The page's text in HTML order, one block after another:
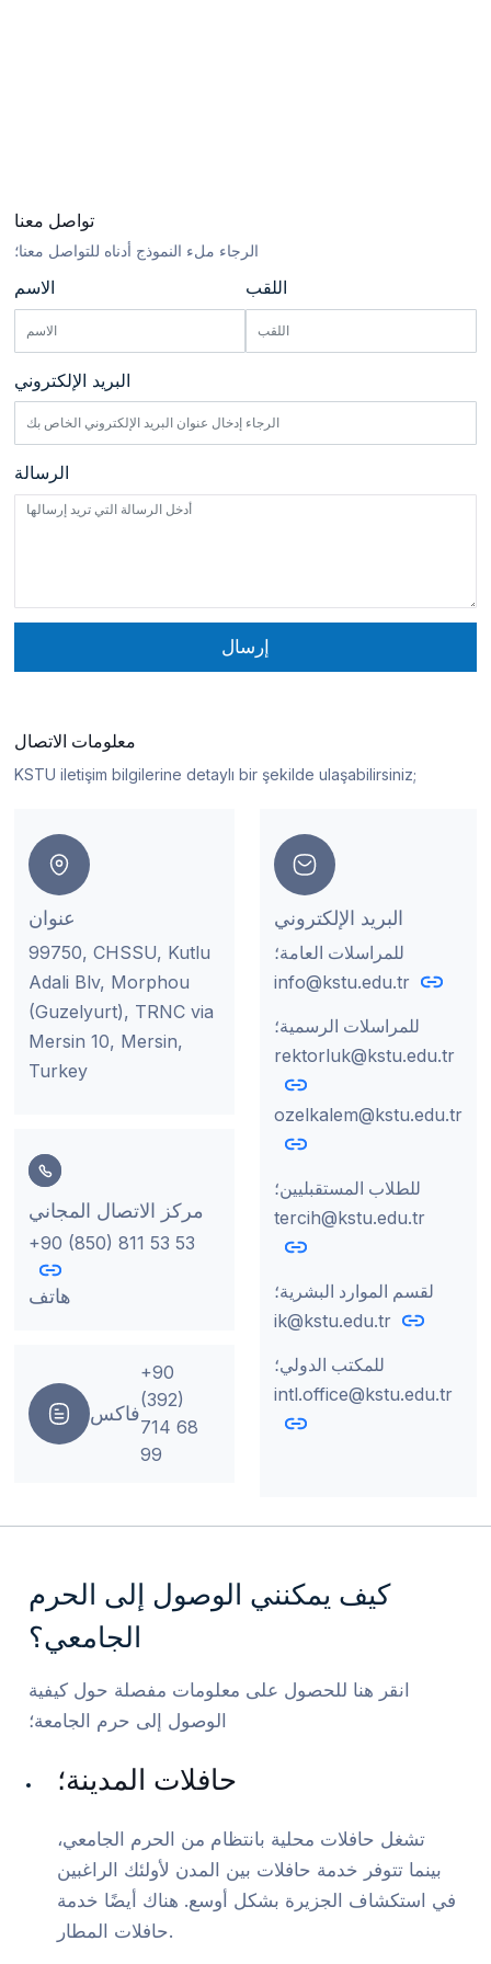
تواصل معنا
الرجاء ملء النموذج أدناه للتواصل معنا؛
الاسم اللقب
البريد الإلكتروني
الرسالة
إرسال
معلومات الاتصال
KSTU iletişim bilgilerine detaylı bir şekilde ulaşabilirsiniz;
عنوان
99750, CHSSU, Kutlu
Adali Blv, Morphou
(Guzelyurt), TRNC via
Mersin 10, Mersin,
Turkey
مركز الاتصال المجاني
+90 (850) 811 53 53
هاتف
فاكس
+90
(392)
714 68
99
البريد الإلكتروني
للمراسلات العامة؛
info@kstu.edu.tr
للمراسلات الرسمية؛
rektorluk@kstu.edu.tr
ozelkalem@kstu.edu.tr
للطلاب المستقبليين؛
tercih@kstu.edu.tr
لقسم الموارد البشرية؛
ik@kstu.edu.tr
للمكتب الدولي؛
intl.office@kstu.edu.tr
كيف يمكنني الوصول إلى الحرم
الجامعي؟
انقر هنا للحصول على معلومات مفصلة حول كيفية
الوصول إلى حرم الجامعة؛
حافلات المدينة؛
تشغل حافلات محلية بانتظام من الحرم الجامعي،
بينما تتوفر خدمة حافلات بين المدن لأولئك الراغبين
في استكشاف الجزيرة بشكل أوسع. هناك أيضًا خدمة
حافلات المطار.